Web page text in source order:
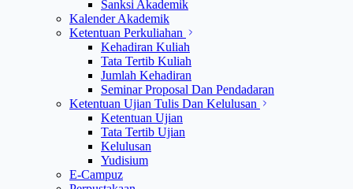
Sanksi Akademik
Kalender Akademik
Ketentuan Perkuliahan
Kehadiran Kuliah
Tata Tertib Kuliah
Jumlah Kehadiran
Seminar Proposal Dan Pendadaran
Ketentuan Ujian Tulis Dan Kelulusan
Ketentuan Ujian
Tata Tertib Ujian
Kelulusan
Yudisium
E-Campuz